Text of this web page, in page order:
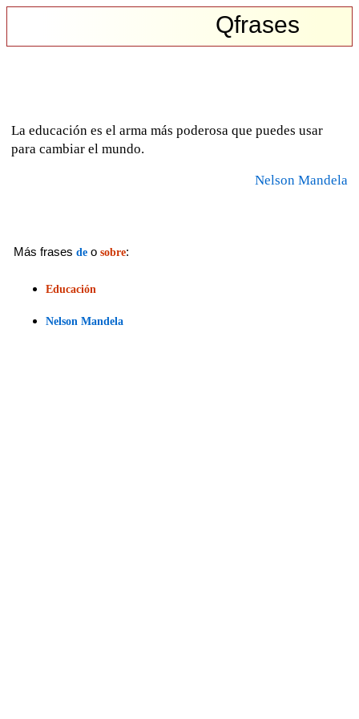
Qfrases
La educación es el arma más poderosa que puedes usar
para cambiar el mundo.
Nelson Mandela
Más frases de o sobre:
Educación
Nelson Mandela